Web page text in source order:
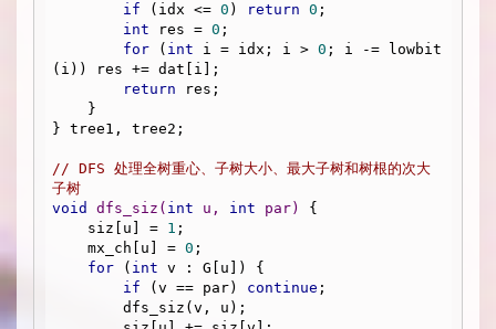
if (idx <= 0 ) return 0 ;
int res = 0 ;
for ( int i = idx; i > 0 ; i -= lowbit
(i)) res += dat[i];
return res;
} tree1, tree2;
// DFS 处理全树重心、子树大小、最大子树和树根的次大
子树
void
dfs_siz ( int u, int par)
{
    siz[u] =
1 ;
    mx_ch[u] =
0 ;
for ( int v : G[u]) {
if (v == par) continue ;